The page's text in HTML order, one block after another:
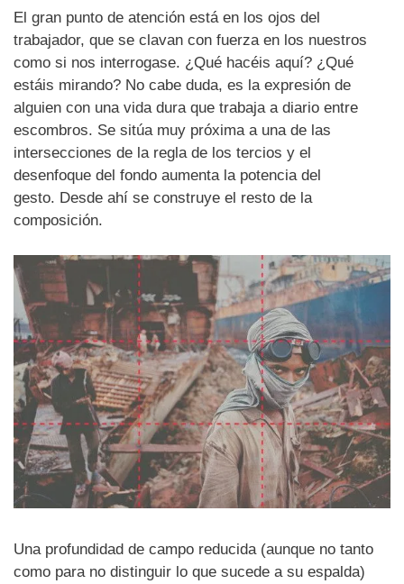
El gran punto de atención está en los ojos del
trabajador, que se clavan con fuerza en los nuestros
como si nos interrogase. ¿Qué hacéis aquí? ¿Qué
estáis mirando? No cabe duda, es la expresión de
alguien con una vida dura que trabaja a diario entre
escombros. Se sitúa muy próxima a una de las
intersecciones de la regla de los tercios y el
desenfoque del fondo aumenta la potencia del
gesto. Desde ahí se construye el resto de la
composición.
Una profundidad de campo reducida (aunque no tanto
como para no distinguir lo que sucede a su espalda)